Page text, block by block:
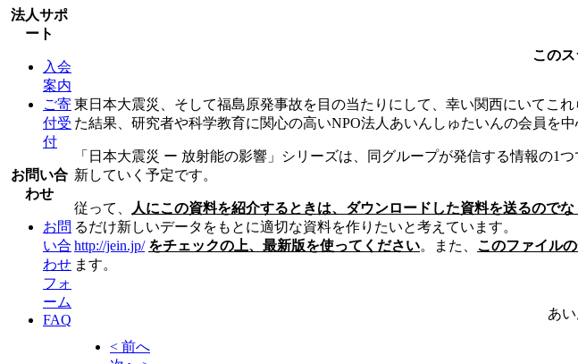
法人サポ
ート
入会
案内
ご寄
付受
付
お問い合
わせ
お問
い合
わせ
フォ
ーム
FAQ
この
東日本大震災、そして福島原発事故を目の当たりにして、幸い関西にいてこ
た結果、研究者や科学教育に関心の高いNPO法人あいんしゅたいんの会員を
「日本大震災 ー 放射能の影響」シリーズは、同グループが発信する情報の
新していく予定です。
従って、 人にこの資料を紹介するときは、ダウンロードした資料を送るので
るだけ新しいデータをもとに適切な資料を作りたいと考えています。
http://jein.jp/ をチェックの上、最新版を使ってください。また、 このファイル
ます。
あ
< 前へ